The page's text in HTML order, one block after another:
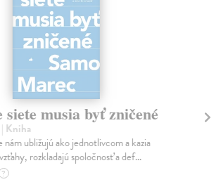
siete musia byť zničené
| Kniha
nám ubližujú ako jednotlivcom a kazia
rozkladajú spoločnosť a def...
?